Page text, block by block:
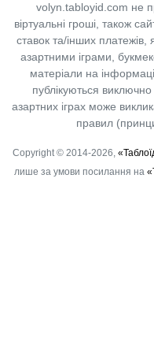
volyn.tabloyid.com не
віртуальні гроші, також
ставок та/інших платежів,
азартними іграми,
матеріали на
публікуються
азартних іграх може
правил
Copyright © 2014-2026,
лише за умови посилання на